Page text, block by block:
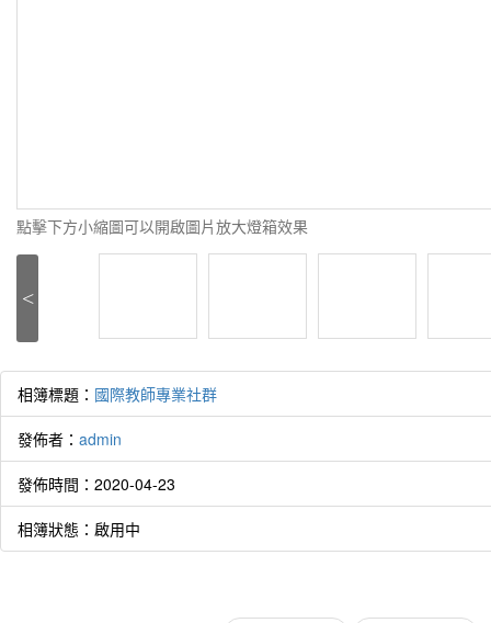
點擊下方小縮圖可以開啟圖片放大燈箱效果
<
相簿標題： 國際教師專業社群
發佈者： admin
發佈時間：2020-04-23
相簿狀態：啟用中